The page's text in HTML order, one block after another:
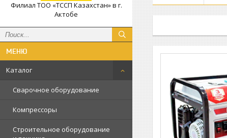
Филиал ТОО «ТССП Казахстан» в г.
Актобе
Каталог
Сварочное оборудование
Компрессоры
Строительное оборудование